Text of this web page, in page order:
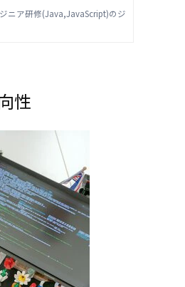
ニア研修(Java,JavaScript)のジ
性